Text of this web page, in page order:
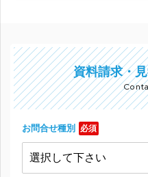
資料請求・
お問合せ種別 必須